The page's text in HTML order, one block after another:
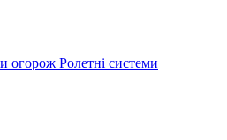
огорож Ролетні системи